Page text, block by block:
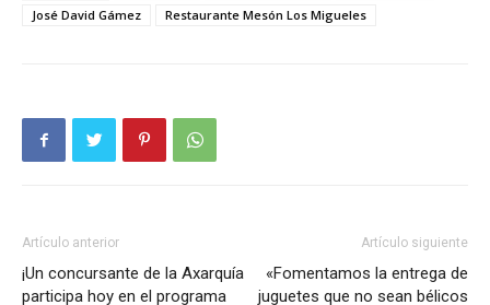
José David Gámez
Restaurante Mesón Los Migueles
Artículo anterior
¡Un concursante de la Axarquía
participa hoy en el programa
Artículo siguiente
«Fomentamos la entrega de
juguetes que no sean bélicos